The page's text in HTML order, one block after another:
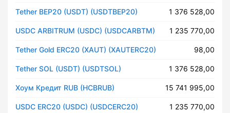
Tether BEP20 (USDT) (USDTBEP20) 1 376 528,00
USDC ARBITRUM (USDC) (USDCARBTM) 1 235 770,00
Tether Gold ERC20 (XAUT) (XAUTERC20) 98,00
Tether SOL (USDT) (USDTSOL) 1 376 528,00
Хоум Кредит RUB (HCBRUB) 15 741 995,00
USDC ERC20 (USDC) (USDCERC20) 1 235 770,00